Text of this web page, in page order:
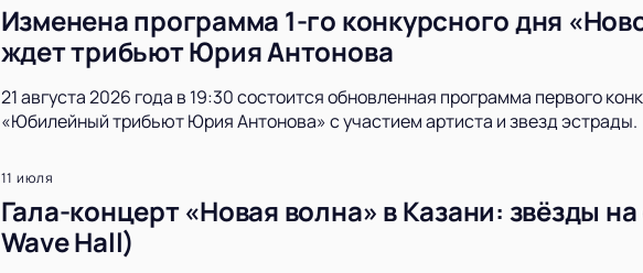
Изменена программа 1-го конкурсного дня
ждет трибьют Юрия Антонова
21 августа 2026 года в 19:30 состоится обновленная программа первого
«Юбилейный трибьют Юрия Антонова» с участием артиста и звезд эстрады.
11 июля
Гала-концерт «Новая волна» в Казани: звёзды
Wave Hall)